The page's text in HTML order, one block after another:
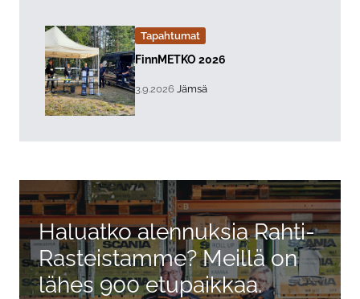
Tapahtumat
Lue lisää about event "
FinnMETKO 2026
, Tapahtuman päiväys:
3.9.2026 Sijainti:
Jämsä
Haluatko alennuksia Rahti-
Rasteistamme? Meillä on
lähes 900 etupaikkaa.